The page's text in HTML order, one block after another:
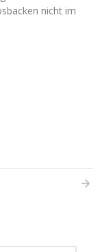
nicht im